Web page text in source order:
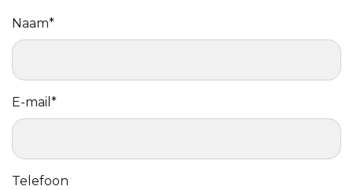
Call
me
by
fax
Naam*
E-mail*
Telefoon